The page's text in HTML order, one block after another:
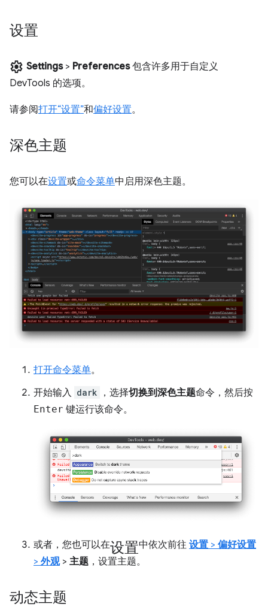
设置
settings Settings> Preferences包含许多用于自定义
DevTools 的选项。
请参阅打开“设置”和偏好设置。
深色主题
您可以在设置或命令菜单中启用深色主题。
打开命令菜单。
开始输入 dark ，选择切换到深色主题命令，然后按
Enter 键运行该命令。
或者，您也可以在设置中依次前往 设置 > 偏好设置
> 外观> 主题 ，设置主题。
动态主题